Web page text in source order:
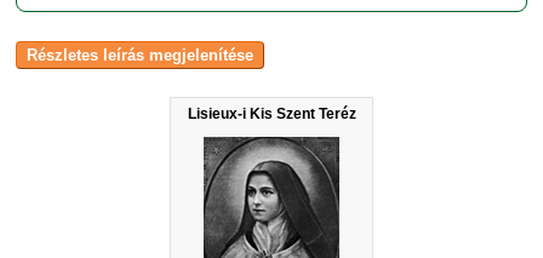
Lisieux-i Kis Szent Teréz